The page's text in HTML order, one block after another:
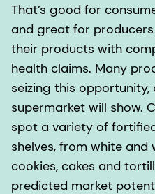
That’s good for
and great for
their products with
health claims. Many
seizing this
supermarket will show.
spot a variety of
shelves, from white
cookies, cakes and
predicted market